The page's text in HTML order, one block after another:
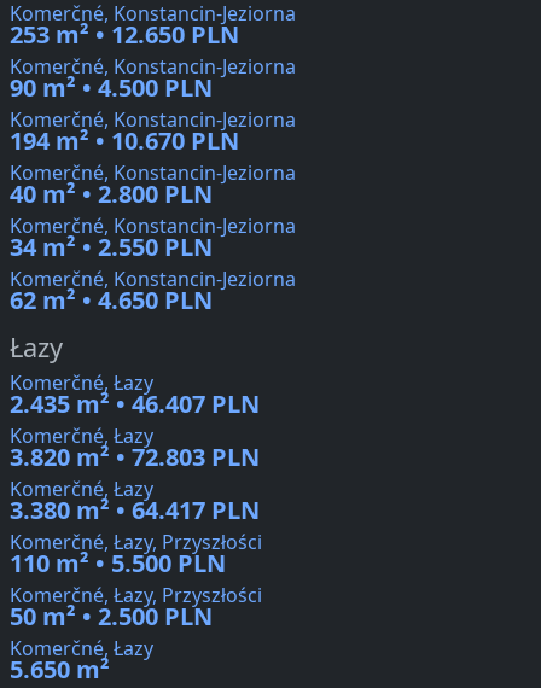
Komerčné, Konstancin-Jeziorna
253 m² • 12.650 PLN
Komerčné, Konstancin-Jeziorna
90 m² • 4.500 PLN
Komerčné, Konstancin-Jeziorna
194 m² • 10.670 PLN
Komerčné, Konstancin-Jeziorna
40 m² • 2.800 PLN
Komerčné, Konstancin-Jeziorna
34 m² • 2.550 PLN
Komerčné, Konstancin-Jeziorna
62 m² • 4.650 PLN
Łazy
Komerčné, Łazy
2.435 m² • 46.407 PLN
Komerčné, Łazy
3.820 m² • 72.803 PLN
Komerčné, Łazy
3.380 m² • 64.417 PLN
Komerčné, Łazy, Przyszłości
110 m² • 5.500 PLN
Komerčné, Łazy, Przyszłości
50 m² • 2.500 PLN
Komerčné, Łazy
5.650 m²